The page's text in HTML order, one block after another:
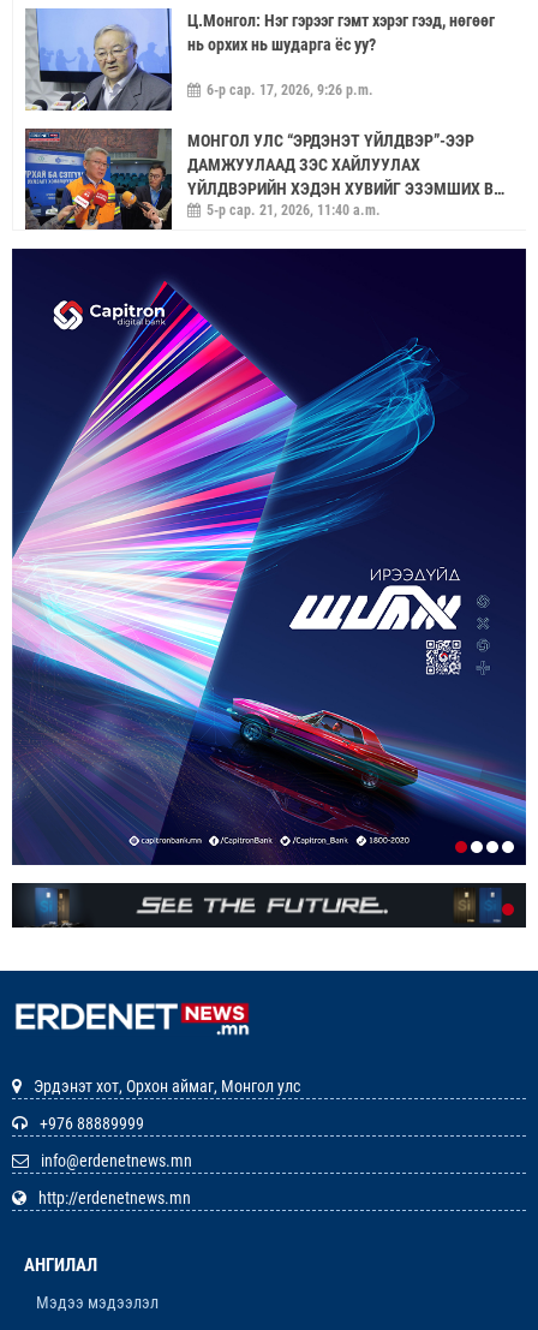
Ц.Монгол: Нэг гэрээг гэмт хэрэг гээд, нөгөөг
нь орхих нь шударга ёс уу?
6-р сар. 17, 2026, 9:26 p.m.
МОНГОЛ УЛС “ЭРДЭНЭТ ҮЙЛДВЭР”-ЭЭР
ДАМЖУУЛААД ЗЭС ХАЙЛУУЛАХ
ҮЙЛДВЭРИЙН ХЭДЭН ХУВИЙГ ЭЗЭМШИХ ВЭ
ГЭДЭГ АСУУДАЛ ГАРЧ ИРНЭ
5-р сар. 21, 2026, 11:40 a.m.
2-р сар. 17, 2026, 10:38 a.m.
ОРОН НУТАГТ ГАЗАР ОЛГОХ ЭРХ МЭДЛИЙГ
ШИЛЖҮҮЛНЭ
1-р сар. 19, 2026, 10:54 a.m.
ТЭТГЭВРИЙН ЗЭЭЛИЙН ХҮҮГ БУУРУУЛАХ,
УРТАСГАХ ЧИГЛЭЛЭЭР АЖИЛЛАНА
1-р сар. 19, 2026, 10:52 a.m.
ИРГЭДИЙН НЭРИЙН ДАНСНЫ
ХУРИМТЛАЛЫГ НЭГ САЯД ХҮРГЭНЭ
1-р сар. 19, 2026, 10:48 a.m.
ЭНЭ ЖИЛ БҮХ НИЙТЭЭРЭЭ 15 ХОНОГ АМРАХ
НЬ
1-р сар. 7, 2026, 3:41 p.m.
РЕДАКЦИУДЫН НЭГДЭЛ “ГАН ҮЗЭГ”
ШАГНАЛ ХҮРТЛЭЭ
12-р сар. 22, 2025, 11:29 a.m.
ОРХОН АЙМГИЙН ТӨСВИЙН ЕРӨНХИЙЛӨН
12-р сар. 16, 2025, 9:47 a.m.
Эрдэнэт хот, Орхон аймаг, Монгол улс
+976 88889999
info@erdenetnews.mn
http://erdenetnews.mn
АНГИЛАЛ
Мэдээ мэдээлэл